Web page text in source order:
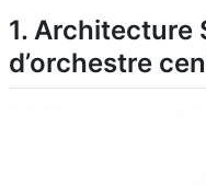
1. Architecture
d’orchestre